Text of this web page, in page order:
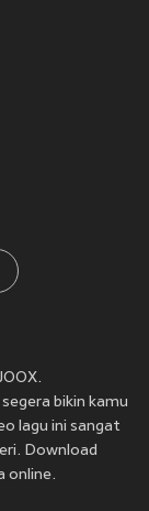
bikin kamu
lagu ini sangat
Download
online.